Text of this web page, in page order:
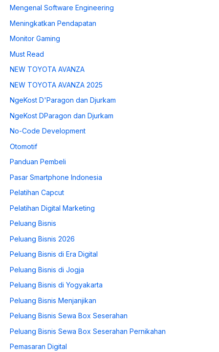
Mengenal Software Engineering
Meningkatkan Pendapatan
Monitor Gaming
Must Read
NEW TOYOTA AVANZA
NEW TOYOTA AVANZA 2025
NgeKost D'Paragon dan Djurkam
NgeKost DParagon dan Djurkam
No-Code Development
Otomotif
Panduan Pembeli
Pasar Smartphone Indonesia
Pelatihan Capcut
Pelatihan Digital Marketing
Peluang Bisnis
Peluang Bisnis 2026
Peluang Bisnis di Era Digital
Peluang Bisnis di Jogja
Peluang Bisnis di Yogyakarta
Peluang Bisnis Menjanjikan
Peluang Bisnis Sewa Box Seserahan
Peluang Bisnis Sewa Box Seserahan Pernikahan
Pemasaran Digital